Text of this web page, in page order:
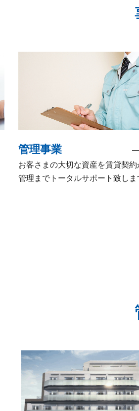
管理事業
お客さまの大切な資産を賃貸契約
管理までトータルサポート致しま